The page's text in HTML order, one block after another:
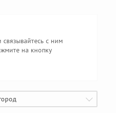
с ним
на кнопку